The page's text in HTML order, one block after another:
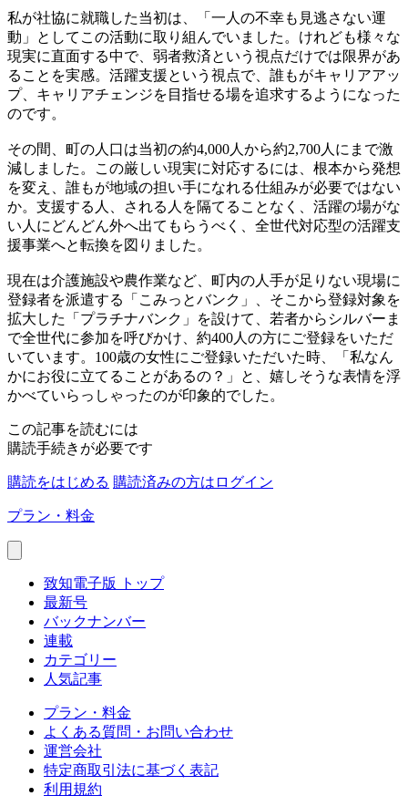
私が社協に就職した当初は、「一人の不幸も見逃さない運
動」としてこの活動に取り組んでいました。けれども様々な
現実に直面する中で、弱者救済という視点だけでは限界があ
ることを実感。活躍支援という視点で、誰もがキャリアアッ
プ、キャリアチェンジを目指せる場を追求するようになった
のです。
その間、町の人口は当初の約4,000人から約2,700人にまで激
減しました。この厳しい現実に対応するには、根本から発想
を変え、誰もが地域の担い手になれる仕組みが必要ではない
か。支援する人、される人を隔てることなく、活躍の場がな
い人にどんどん外へ出てもらうべく、全世代対応型の活躍支
援事業へと転換を図りました。
現在は介護施設や農作業など、町内の人手が足りない現場に
登録者を派遣する「こみっとバンク」、そこから登録対象を
拡大した「プラチナバンク」を設けて、若者からシルバーま
で全世代に参加を呼びかけ、約400人の方にご登録をいただ
いています。100歳の女性にご登録いただいた時、「私なん
かにお役に立てることがあるの？」と、嬉しそうな表情を浮
かべていらっしゃったのが印象的でした。
この記事を読むには
購読手続きが必要です
購読をはじめる 購読済みの方はログイン
プラン・料金
致知電子版 トップ
最新号
バックナンバー
連載
カテゴリー
人気記事
プラン・料金
よくある質問・お問い合わせ
運営会社
特定商取引法に基づく表記
利用規約